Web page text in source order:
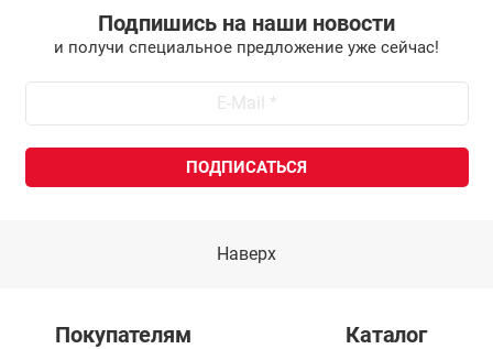
Подпишись на наши новости
и получи специальное предложение уже сейчас!
Наверх
Покупателям Каталог